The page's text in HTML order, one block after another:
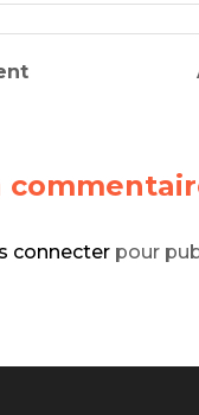
connecter pour